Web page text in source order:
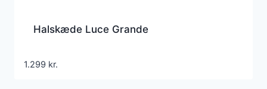
Halskæde Luce Grande
1.299 kr.